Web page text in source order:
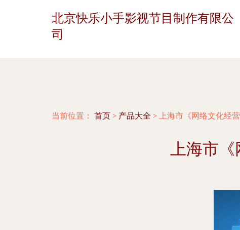
北京快乐小手影视节目制作有限公
司
当前位置： 首页 > 产品大全 > 上海市《网络文化经
上海市